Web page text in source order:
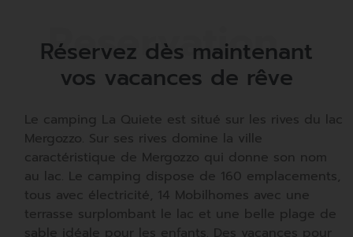
Réservez dès maintenant
vos vacances de rêve
Le camping La Quiete est situé sur les rives du lac
Mergozzo. Sur ses rives domine la ville
caractéristique de Mergozzo qui donne son nom
au lac. Le camping dispose de 160 emplacements,
tous avec électricité, 14 Mobilhomes avec une
terrasse surplombant le lac et une belle plage de
sable idéale pour les enfants. Des vacances pour